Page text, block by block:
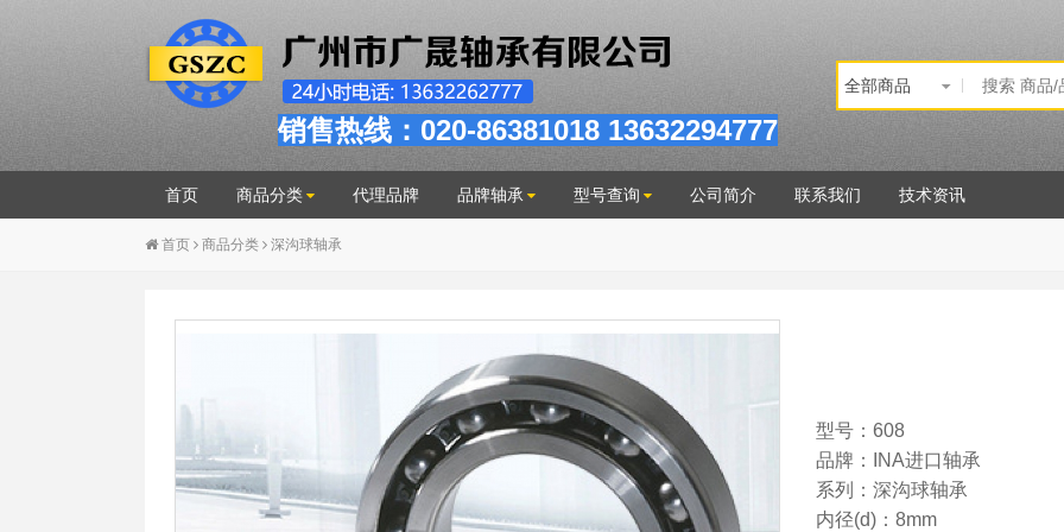
销售热线：020-86381018 13632294777
首页 商品分类 代理品牌 品牌轴承 型号查询 公司简介 联系我们 技术资讯
首页 商品分类 深沟球轴承
型号：608
品牌：INA进口轴承
系列：深沟球轴承
内径(d)：8mm